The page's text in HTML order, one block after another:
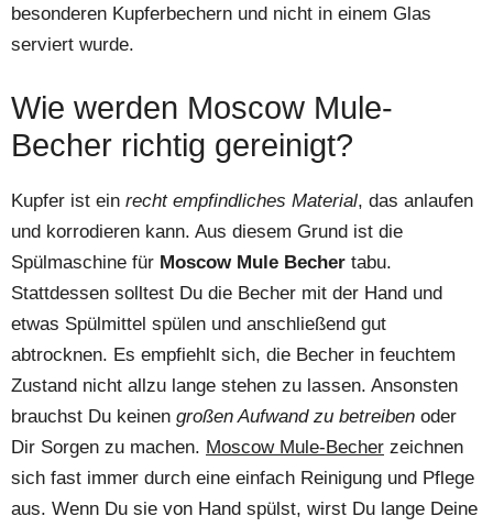
besonderen Kupferbechern und nicht in einem Glas
serviert wurde.
Wie werden Moscow Mule-
Becher richtig gereinigt?
Kupfer ist ein recht empfindliches Material, das anlaufen
und korrodieren kann. Aus diesem Grund ist die
Spülmaschine für Moscow Mule Becher tabu.
Stattdessen solltest Du die Becher mit der Hand und
etwas Spülmittel spülen und anschließend gut
abtrocknen. Es empfiehlt sich, die Becher in feuchtem
Zustand nicht allzu lange stehen zu lassen. Ansonsten
brauchst Du keinen großen Aufwand zu betreiben oder
Dir Sorgen zu machen. Moscow Mule-Becher zeichnen
sich fast immer durch eine einfach Reinigung und Pflege
aus. Wenn Du sie von Hand spülst, wirst Du lange Deine